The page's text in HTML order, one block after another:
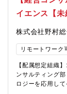
（会社統合・
マネジメント）
End to Endで支
チュアの強みで
用して最新かつ
イエンス【未
株式会社野村
リモートワーク
【配属想定組織
ンサルティング
ロジーを応用し